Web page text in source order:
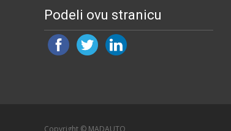
Podeli ovu stranicu
Copyright © MADAUTO